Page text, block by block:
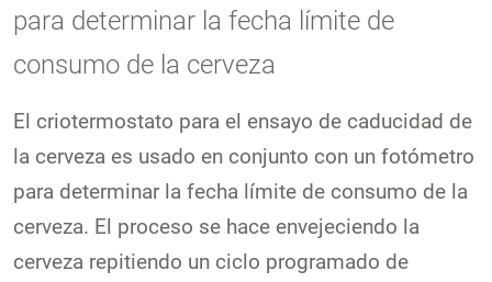
para determinar la fecha límite de
consumo de la cerveza
El criotermostato para el ensayo de caducidad de
la cerveza es usado en conjunto con un fotómetro
para determinar la fecha límite de consumo de la
cerveza. El proceso se hace envejeciendo la
cerveza repitiendo un ciclo programado de